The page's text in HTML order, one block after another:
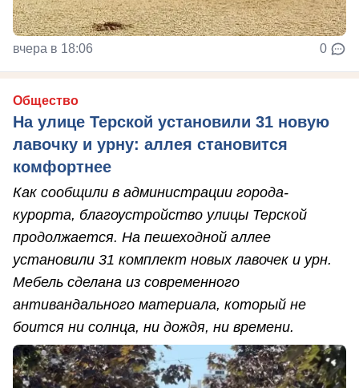
вчера в 18:06 0
Общество
На улице Терской установили 31 новую
лавочку и урну: аллея становится
комфортнее
Как сообщили в администрации города-
курорта, благоустройство улицы Терской
продолжается. На пешеходной аллее
установили 31 комплект новых лавочек и урн.
Мебель сделана из современного
антивандального материала, который не
боится ни солнца, ни дождя, ни времени.